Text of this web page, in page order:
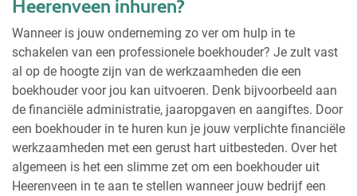
Heerenveen inhuren?
Wanneer is jouw onderneming zo ver om hulp in te
schakelen van een professionele boekhouder? Je zult vast
al op de hoogte zijn van de werkzaamheden die een
boekhouder voor jou kan uitvoeren. Denk bijvoorbeeld aan
de financiële administratie, jaaropgaven en aangiftes. Door
een boekhouder in te huren kun je jouw verplichte financiële
werkzaamheden met een gerust hart uitbesteden. Over het
algemeen is het een slimme zet om een boekhouder uit
Heerenveen in te aan te stellen wanneer jouw bedrijf een